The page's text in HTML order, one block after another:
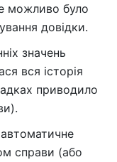
можливо було
довідки.
значень
вся історія
приводило
справи (або